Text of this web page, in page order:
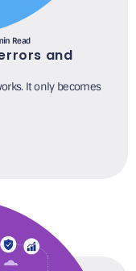
Read
and
It only becomes